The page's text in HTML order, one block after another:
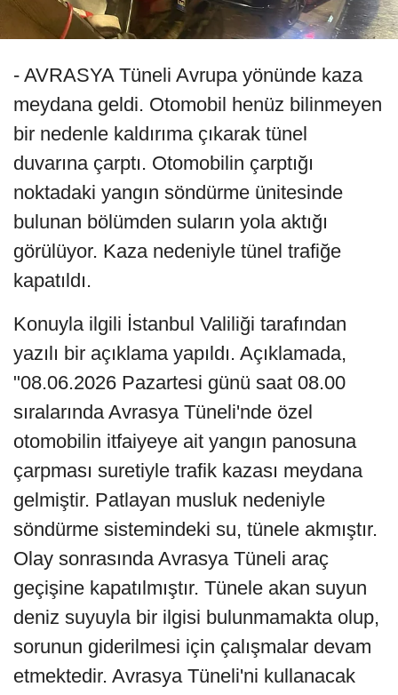
- AVRASYA Tüneli Avrupa yönünde kaza
meydana geldi. Otomobil henüz bilinmeyen
bir nedenle kaldırıma çıkarak tünel
duvarına çarptı. Otomobilin çarptığı
noktadaki yangın söndürme ünitesinde
bulunan bölümden suların yola aktığı
görülüyor. Kaza nedeniyle tünel trafiğe
kapatıldı.
Konuyla ilgili İstanbul Valiliği tarafından
yazılı bir açıklama yapıldı. Açıklamada,
"08.06.2026 Pazartesi günü saat 08.00
sıralarında Avrasya Tüneli'nde özel
otomobilin itfaiyeye ait yangın panosuna
çarpması suretiyle trafik kazası meydana
gelmiştir. Patlayan musluk nedeniyle
söndürme sistemindeki su, tünele akmıştır.
Olay sonrasında Avrasya Tüneli araç
geçişine kapatılmıştır. Tünele akan suyun
deniz suyuyla bir ilgisi bulunmamakta olup,
sorunun giderilmesi için çalışmalar devam
etmektedir. Avrasya Tüneli'ni kullanacak